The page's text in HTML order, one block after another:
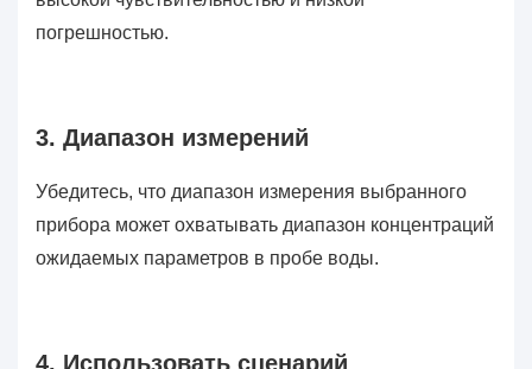
погрешностью.
3. Диапазон измерений
Убедитесь, что диапазон измерения выбранного
прибора может охватывать диапазон концентраций
ожидаемых параметров в пробе воды.
4. Использовать сценарий